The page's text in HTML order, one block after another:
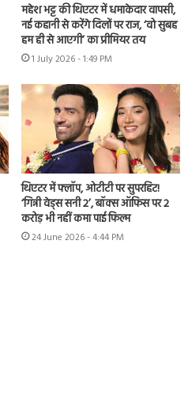
महेश भट्ट की थिएटर में धमाकेदार वापसी,
नई कहानी से करेंगे दिलों पर राज, ‘वो सुबह
हम ही से आएगी’ का प्रीमियर तय
1 July 2026 - 1:49 PM
थिएटर में फ्लॉप, ओटीटी पर सुपरहिट!
‘गिन्नी वेड्स सनी 2’, बॉक्स ऑफिस पर 2
करोड़ भी नहीं कमा पाई फिल्म
24 June 2026 - 4:44 PM